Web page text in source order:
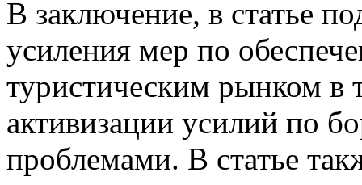
В заключение, в статье
усиления мер по
туристическим рынком в
активизации усилий по
проблемами. В статье